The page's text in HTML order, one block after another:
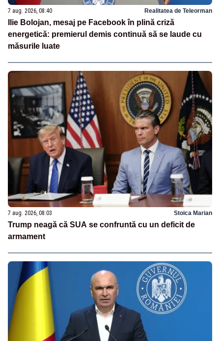
7 aug. 2026, 08:40 Realitatea de Teleorman
Ilie Bolojan, mesaj pe Facebook în plină criză
energetică: premierul demis continuă să se laude cu
măsurile luate
7 aug. 2026, 08:03 Stoica Marian
Trump neagă că SUA se confruntă cu un deficit de
armament